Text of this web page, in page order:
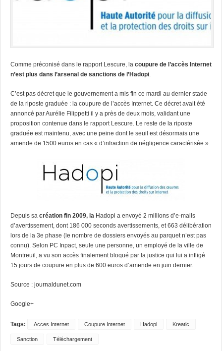
Comme préconisé dans le rapport Lescure, la coupure de l’accès Internet
n’est plus dans l’arsenal de sanctions de l’Hadopi.
C’est pas décret que le gouvernement a mis fin ce mardi au dernier stade
de la riposte graduée : la coupure de l’accès Internet. Ce décret avait été
annoncé par Aurélie Filippetti il y a près de deux mois, validant une
proposition contenue dans le rapport Lescure. Le reste de la riposte
graduée est maintenu, avec une peine dont le seuil est désormais une
amende de 1500 euros en cas « d’infraction de négligence caractérisée ».
Depuis sa création fin 2009, la Hadopi a envoyé 2 millions d’e-mails
d’avertissement, dont 186 000 seconds avertissements, et 663 délibération
lors de la 3e phase (le nombre de dossiers envoyés au parquet n’est pas
connu). Selon PC Inpact, seule une personne, un employé de la ville de
Montreuil, a vu son accès finalement bloqué par la justice qui lui a infligé
15 jours de coupure en plus de 600 euros d’amende en juin dernier.
Source : journaldunet.com
Google+
Tags: Acces Internet Coupure Internet Hadopi Kreatic
Sanction Téléchargement